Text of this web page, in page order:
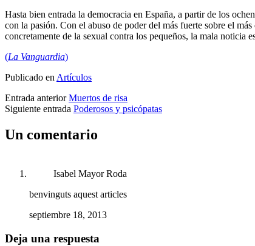
Hasta bien entrada la democracia en España, a partir de los
con la pasión. Con el abuso de poder del más fuerte sobre el
concretamente de la sexual contra los pequeños, la mala noticia
(La Vanguardia)
Publicado enArtículos
Entrada anterior Muertos de risa
Siguiente entrada Poderosos y psicópatas
Un comentario
Isabel Mayor Roda
benvinguts aquest articles
septiembre 18, 2013
Deja una respuesta